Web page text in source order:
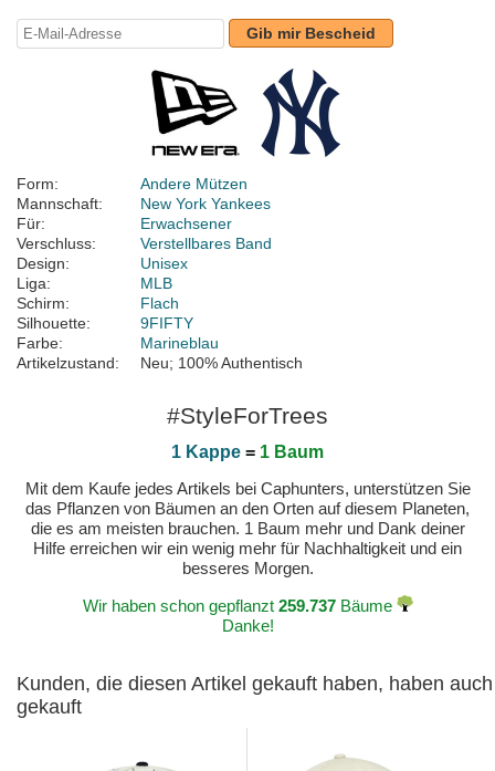
Gib mir Bescheid
Form:
Andere Mützen
Mannschaft:
New York Yankees
Für:
Erwachsener
Verschluss:
Verstellbares Band
Design:
Unisex
Liga:
MLB
Schirm:
Flach
Silhouette:
9FIFTY
Farbe:
Marineblau
Artikelzustand:
Neu; 100% Authentisch
#StyleForTrees
1 Kappe = 1 Baum
Mit dem Kaufe jedes Artikels bei Caphunters, unterstützen Sie
das Pflanzen von Bäumen an den Orten auf diesem Planeten,
die es am meisten brauchen. 1 Baum mehr und Dank deiner
Hilfe erreichen wir ein wenig mehr für Nachhaltigkeit und ein
besseres Morgen.
Wir haben schon gepflanzt 259.737Bäume
Danke!
Kunden, die diesen Artikel gekauft haben, haben auch
gekauft